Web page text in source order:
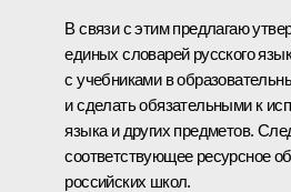
В связи с этим предлагаю
единых словарей русского
с учебниками в
и сделать обязательными к
языка и других предметов.
соответствующее ресурсное
российских школ.